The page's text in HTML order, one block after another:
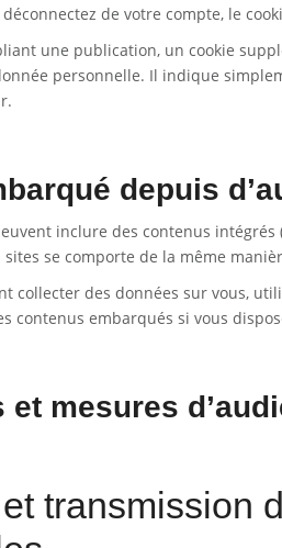
de votre compte, le
une publication, un cookie
personnelle. Il indique
depuis
inclure des contenus
sites se comporte de la même
collecter des données sur vous,
contenus embarqués si vous
mesures
transmission